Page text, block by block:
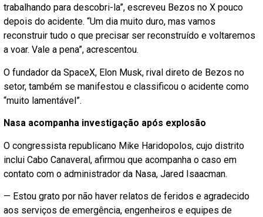
trabalhando para descobri-la”, escreveu Bezos no X pouco
depois do acidente. “Um dia muito duro, mas vamos
reconstruir tudo o que precisar ser reconstruído e voltaremos
a voar. Vale a pena”, acrescentou.
O fundador da SpaceX, Elon Musk, rival direto de Bezos no
setor, também se manifestou e classificou o acidente como
“muito lamentável”.
Nasa acompanha investigação após explosão
O congressista republicano Mike Haridopolos, cujo distrito
inclui Cabo Canaveral, afirmou que acompanha o caso em
contato com o administrador da Nasa, Jared Isaacman.
— Estou grato por não haver relatos de feridos e agradecido
aos serviços de emergência, engenheiros e equipes de